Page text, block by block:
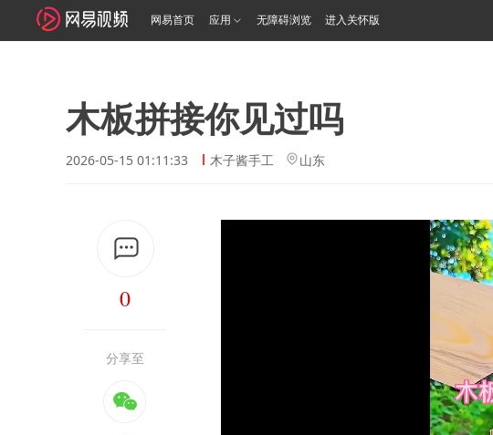
网易首页 应用 无障碍浏览 进入关怀版
木板拼接你见过吗
2026-05-15 01:11:33 木子酱手工 山东
0
分享至